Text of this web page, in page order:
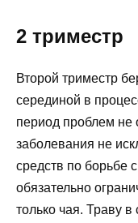
2 триместр
Второй триместр
серединой в
период проблем не
заболевания не
средств по борьбе
обязательно
только чая. Траву